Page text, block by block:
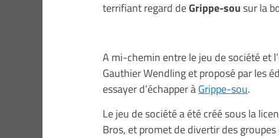
terrifiant regard deGrippe-sousur la
A mi-chemin entre le jeu de société et
Gauthier Wendling et proposé par les
essayer d’échapper àGrippe-sou.
Le jeu de société a été créé sous la
Bros, et promet de divertir des